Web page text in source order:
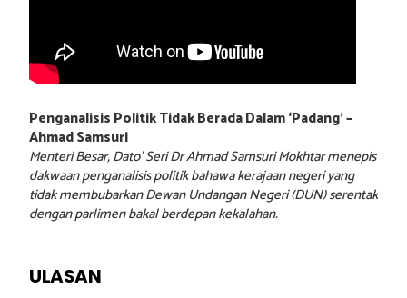
Penganalisis Politik Tidak Berada Dalam ‘Padang’ –
Ahmad Samsuri
Menteri Besar, Dato’ Seri Dr Ahmad Samsuri Mokhtar menepis
dakwaan penganalisis politik bahawa kerajaan negeri yang
tidak membubarkan Dewan Undangan Negeri (DUN) serentak
dengan parlimen bakal berdepan kekalahan.
ULASAN